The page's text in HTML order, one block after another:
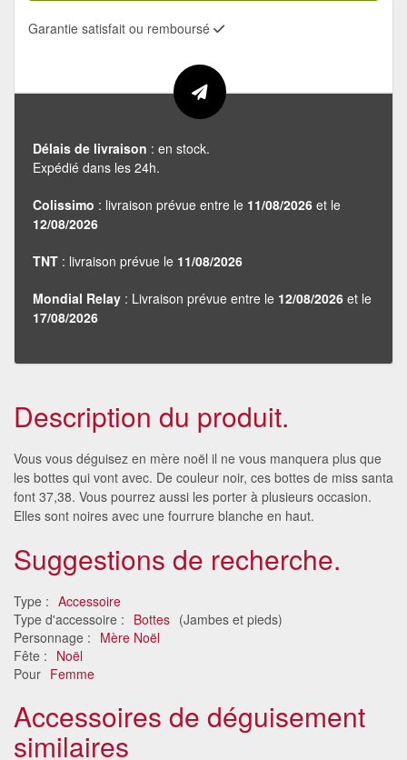
Garantie satisfait ou remboursé
Délais de livraison : en stock.
Expédié dans les 24h.
Colissimo : livraison prévue entre le 11/08/2026 et le
12/08/2026
TNT : livraison prévue le 11/08/2026
Mondial Relay : Livraison prévue entre le 12/08/2026 et le
17/08/2026
Description du produit.
Vous vous déguisez en mère noël il ne vous manquera plus que
les bottes qui vont avec. De couleur noir, ces bottes de miss santa
font 37,38. Vous pourrez aussi les porter à plusieurs occasion.
Elles sont noires avec une fourrure blanche en haut.
Suggestions de recherche.
Type : Accessoire
Type d'accessoire : Bottes (Jambes et pieds)
Personnage : Mère Noël
Fête : Noël
Pour Femme
Accessoires de déguisement
similaires